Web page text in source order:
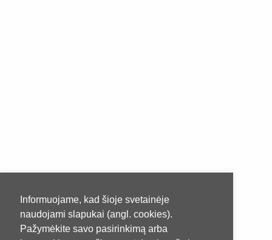
Informuojame, kad šioje svetainėje
naudojami slapukai (angl. cookies).
Pažymėkite savo pasirinkimą arba